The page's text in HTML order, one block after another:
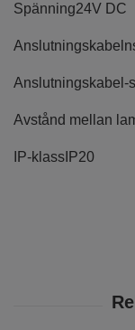
Spänning24V DC
Anslutningskabel-
Avstånd mellan
IP-klass IP20